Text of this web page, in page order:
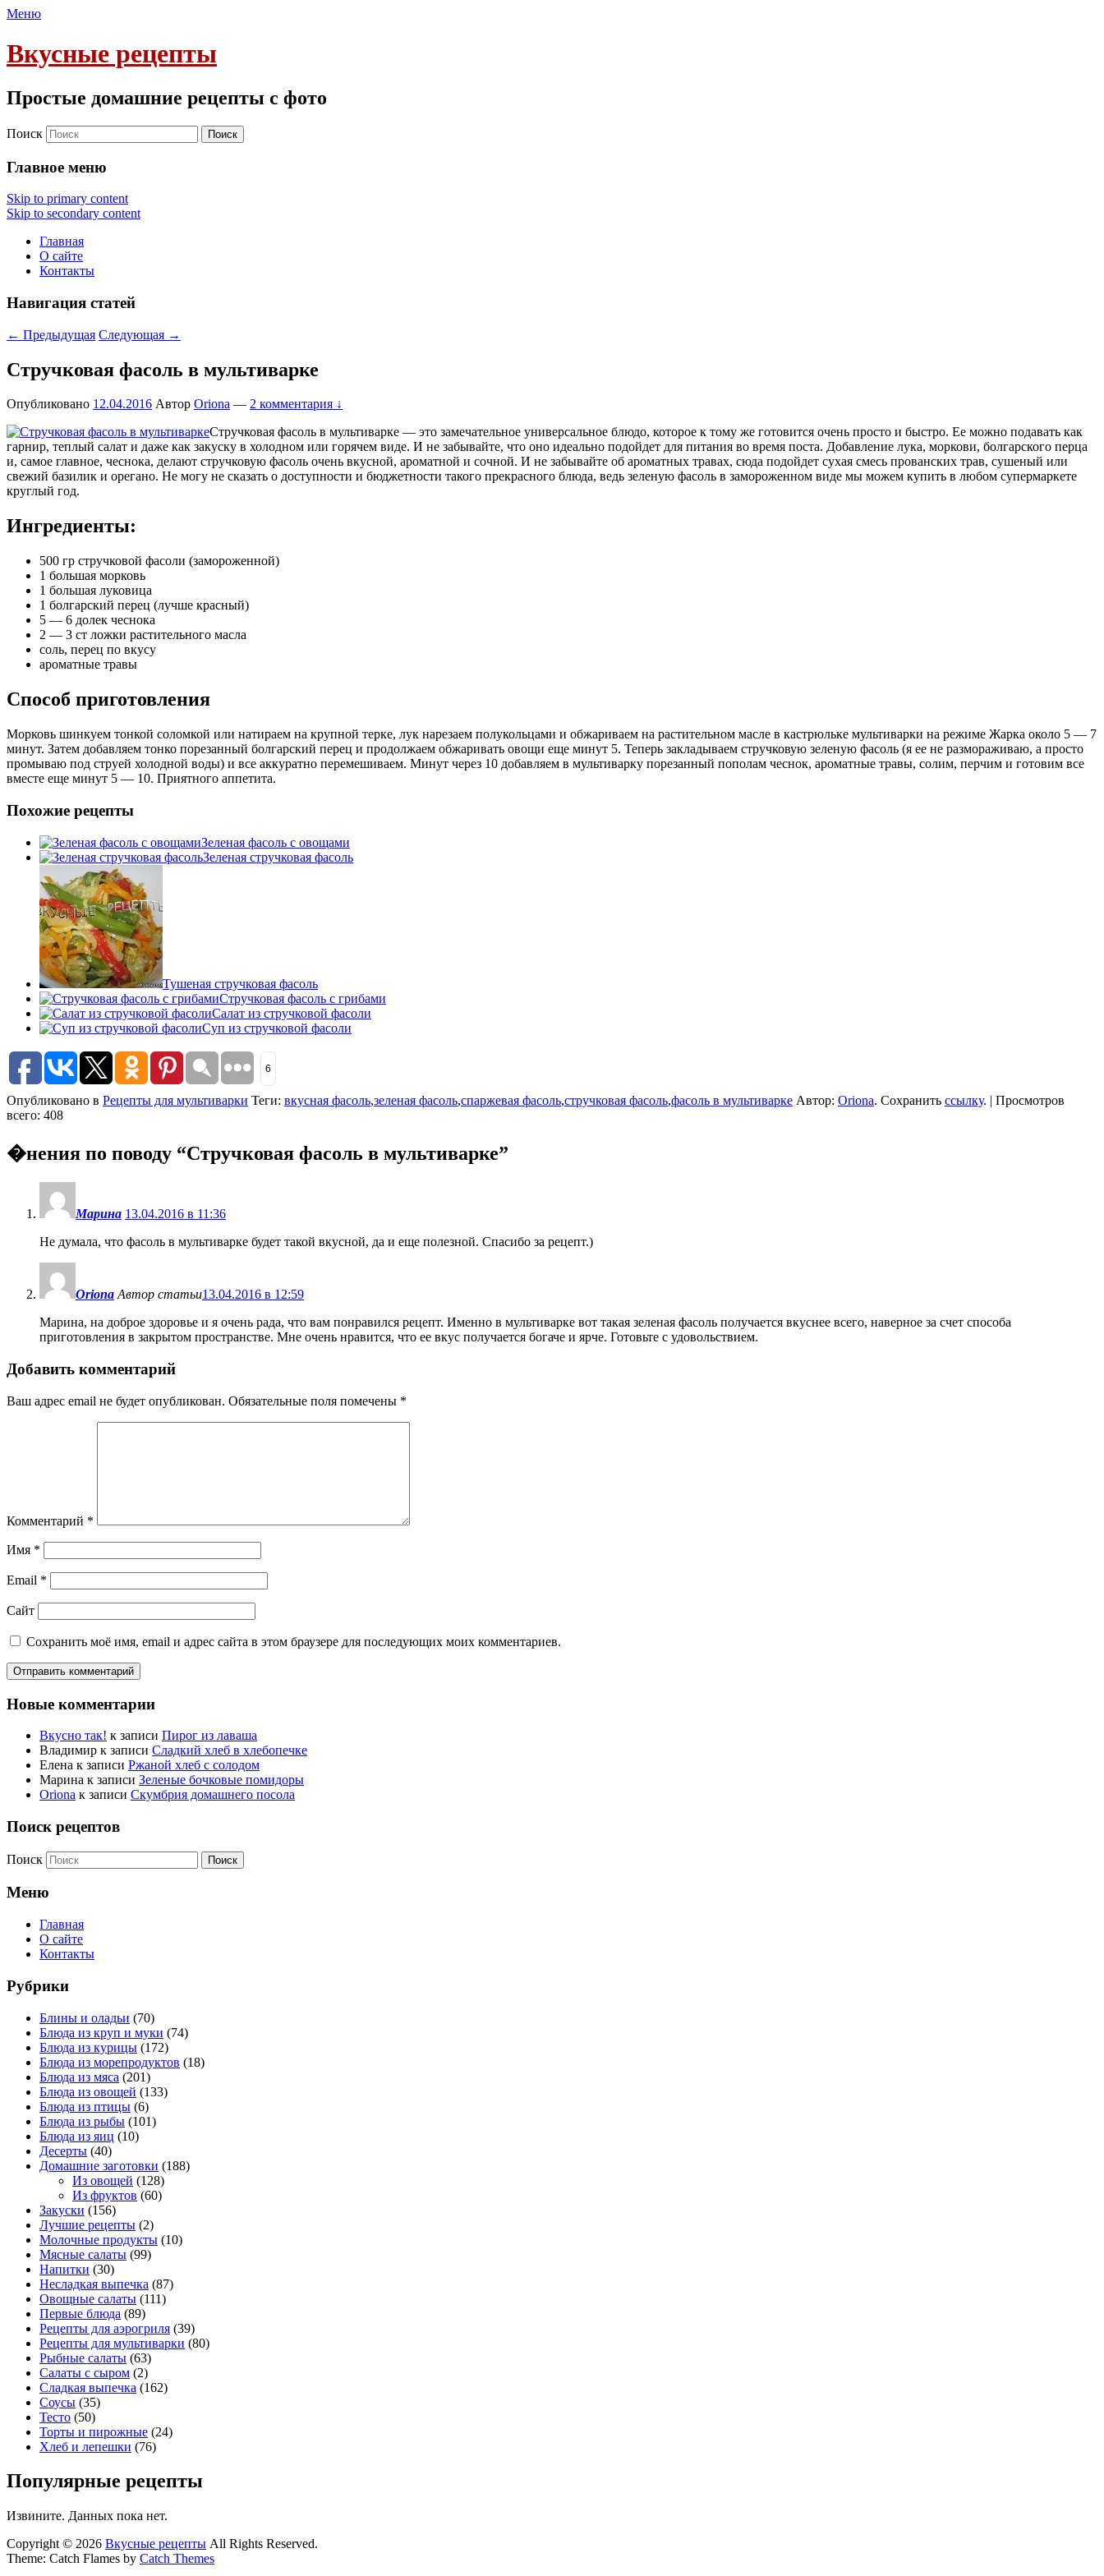
Меню
Вкусные рецепты
Простые домашние рецепты с фото
Поиск
Главное меню
Skip to primary content
Skip to secondary content
Главная
О сайте
Контакты
Навигация статей
← Предыдущая Следующая →
Стручковая фасоль в мультиварке
Опубликовано 12.04.2016 Автор Oriona — 2 комментария ↓
Стручковая фасоль в мультиварке — это замечательное универсальное блюдо, которое к тому же готовится очень просто и быстро. Ее можно подавать как
гарнир, теплый салат и даже как закуску в холодном или горячем виде. И не забывайте, что оно идеально подойдет для питания во время поста. Добавление лука, моркови, болгарского перца
и, самое главное, чеснока, делают стручковую фасоль очень вкусной, ароматной и сочной. И не забывайте об ароматных травах, сюда подойдет сухая смесь прованских трав, сушеный или
свежий базилик и орегано. Не могу не сказать о доступности и бюджетности такого прекрасного блюда, ведь зеленую фасоль в замороженном виде мы можем купить в любом супермаркете
круглый год.
Ингредиенты:
500 гр стручковой фасоли (замороженной)
1 большая морковь
1 большая луковица
1 болгарский перец (лучше красный)
5 — 6 долек чеснока
2 — 3 ст ложки растительного масла
соль, перец по вкусу
ароматные травы
Способ приготовления
Морковь шинкуем тонкой соломкой или натираем на крупной терке, лук нарезаем полукольцами и обжариваем на растительном масле в кастрюльке мультиварки на режиме Жарка около 5 — 7
минут. Затем добавляем тонко порезанный болгарский перец и продолжаем обжаривать овощи еще минут 5. Теперь закладываем стручковую зеленую фасоль (я ее не размораживаю, а просто
промываю под струей холодной воды) и все аккуратно перемешиваем. Минут через 10 добавляем в мультиварку порезанный пополам чеснок, ароматные травы, солим, перчим и готовим все
вместе еще минут 5 — 10. Приятного аппетита.
Похожие рецепты
Зеленая фасоль с овощами
Зеленая стручковая фасоль
Тушеная стручковая фасоль
Стручковая фасоль с грибами
Салат из стручковой фасоли
Суп из стручковой фасоли
6
Опубликовано в Рецепты для мультиварки Теги: вкусная фасоль,зеленая фасоль,спаржевая фасоль,стручковая фасоль,фасоль в мультиварке Автор: Oriona. Сохранить ссылку. | Просмотров
всего: 408
�нения по поводу “Стручковая фасоль в мультиварке”
Марина 13.04.2016 в 11:36
Не думала, что фасоль в мультиварке будет такой вкусной, да и еще полезной. Спасибо за рецепт.)
Oriona Автор статьи13.04.2016 в 12:59
Марина, на доброе здоровье и я очень рада, что вам понравился рецепт. Именно в мультиварке вот такая зеленая фасоль получается вкуснее всего, наверное за счет способа
приготовления в закрытом пространстве. Мне очень нравится, что ее вкус получается богаче и ярче. Готовьте с удовольствием.
Добавить комментарий
Ваш адрес email не будет опубликован. Обязательные поля помечены *
Комментарий *
Имя *
Email *
Сайт
Сохранить моё имя, email и адрес сайта в этом браузере для последующих моих комментариев.
Новые комментарии
Вкусно так! к записи Пирог из лаваша
Владимир к записи Сладкий хлеб в хлебопечке
Елена к записи Ржаной хлеб с солодом
Марина к записи Зеленые бочковые помидоры
Oriona к записи Скумбрия домашнего посола
Поиск рецептов
Поиск
Меню
Главная
О сайте
Контакты
Рубрики
Блины и оладьи (70)
Блюда из круп и муки (74)
Блюда из курицы (172)
Блюда из морепродуктов (18)
Блюда из мяса (201)
Блюда из овощей (133)
Блюда из птицы (6)
Блюда из рыбы (101)
Блюда из яиц (10)
Десерты (40)
Домашние заготовки (188)
Из овощей (128)
Из фруктов (60)
Закуски (156)
Лучшие рецепты (2)
Молочные продукты (10)
Мясные салаты (99)
Напитки (30)
Несладкая выпечка (87)
Овощные салаты (111)
Первые блюда (89)
Рецепты для аэрогриля (39)
Рецепты для мультиварки (80)
Рыбные салаты (63)
Салаты с сыром (2)
Сладкая выпечка (162)
Соусы (35)
Тесто (50)
Торты и пирожные (24)
Хлеб и лепешки (76)
Популярные рецепты
Извините. Данных пока нет.
Copyright © 2026 Вкусные рецепты All Rights Reserved.
Theme: Catch Flames by Catch Themes